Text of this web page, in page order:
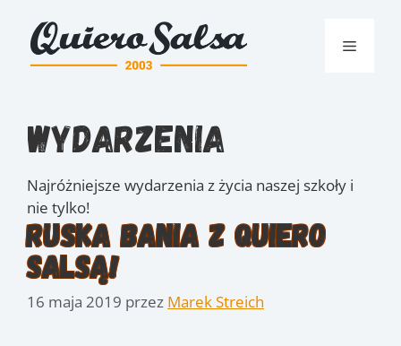
treści
Menu
Wydarzenia
Najróżniejsze wydarzenia z życia naszej szkoły i
nie tylko!
Ruska Bania z Quiero
Salsą!
16 maja 2019 przez Marek Streich